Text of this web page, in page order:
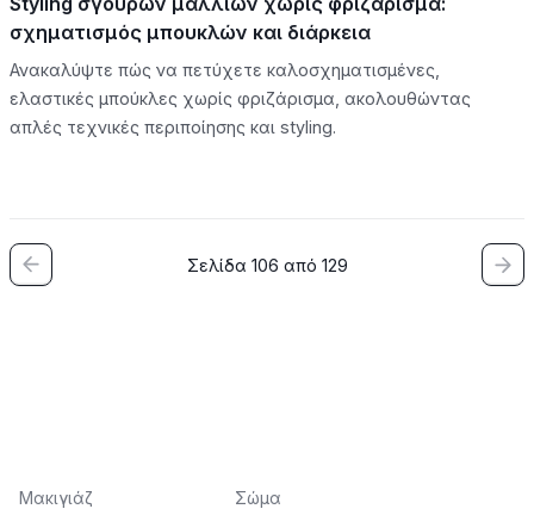
σχηματισμός μπουκλών και διάρκεια
Ανακαλύψτε πώς να πετύχετε καλοσχηματισμένες,
ελαστικές μπούκλες χωρίς φριζάρισμα, ακολουθώντας
απλές τεχνικές περιποίησης και styling.
Σελίδα 106 από 129
Μακιγιάζ
Σώμα